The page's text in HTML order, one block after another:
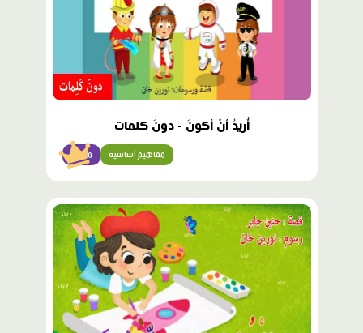
أُريدُ أنْ أكونَ - دونَ كلمات
مبتدئ مفاهيم أساسية
محتوى
مميّز